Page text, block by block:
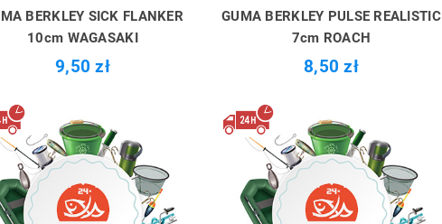
BERKLEY SICK FLANKER
10cm WAGASAKI
9,50 zł
GUMA BERKLEY PULSE REALISTIC
7cm ROACH
8,50 zł